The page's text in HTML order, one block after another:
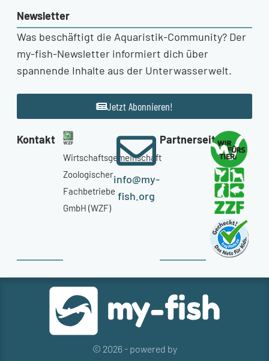
Newsletter
Was beschäftigt die Aquaristik-Community? Der
my-fish-Newsletter informiert dich über
spannende Inhalte aus der Unterwasserwelt.
Jetzt Abonnieren!
Kontakt
Wirtschaftsgemeinschaft
Zoologischer
Fachbetriebe
GmbH (WZF)
info@my-
fish.org
Partnerseiten
© 2026 - powered by